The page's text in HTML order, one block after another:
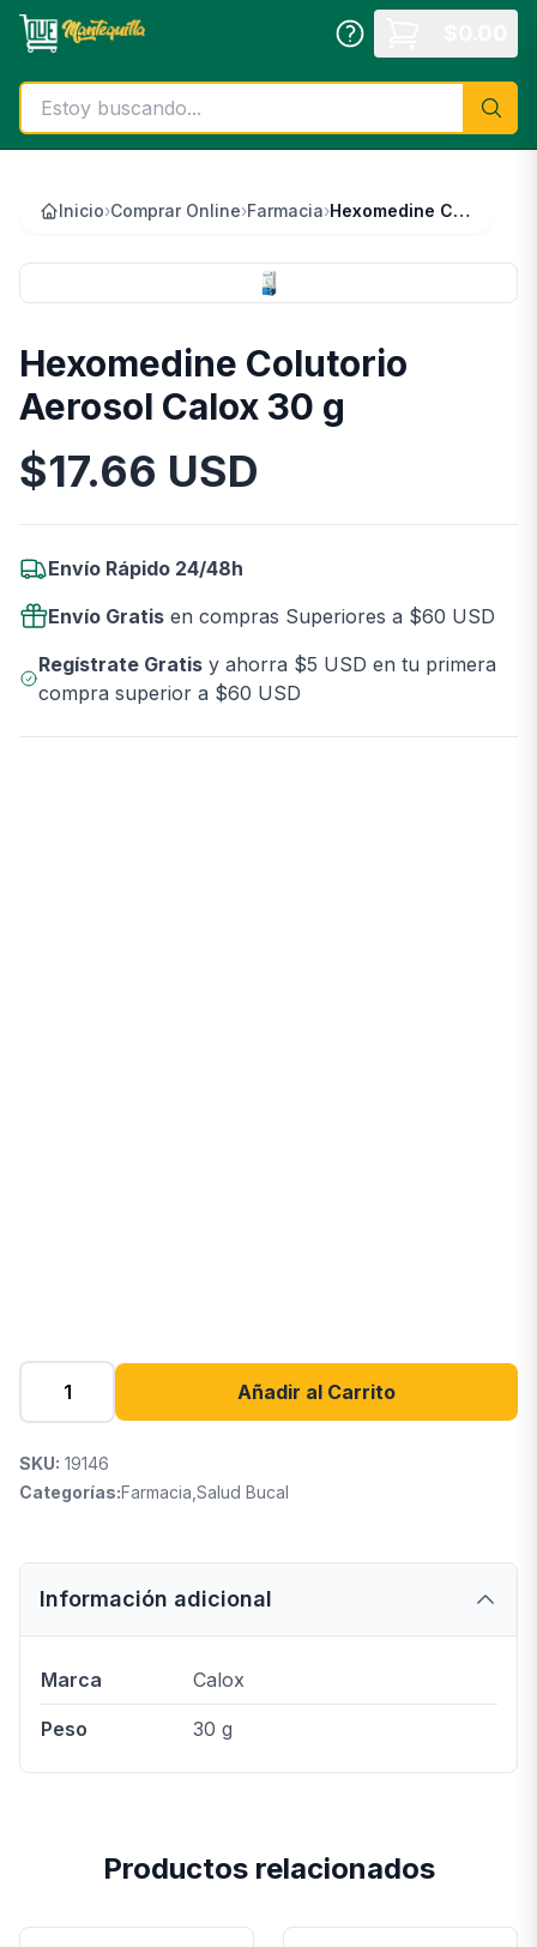
Saltar al contenido principal
Inicio›Comprar Online›Farmacia› Hexomedine Colutorio Aerosol Calox 30 g
Hexomedine Colutorio
Aerosol Calox 30 g
Información del Producto
$17.66 USD
Envío Rápido 24/48h
Envío Gratis en compras Superiores a $60 USD
Regístrate Gratisy ahorra $5 USD en tu primera
compra superior a $60 USD
Añadir al Carrito
SKU: 19146
Categorías:Farmacia Salud Bucal
Información adicional
Marca Calox
Peso 30 g
Productos relacionados